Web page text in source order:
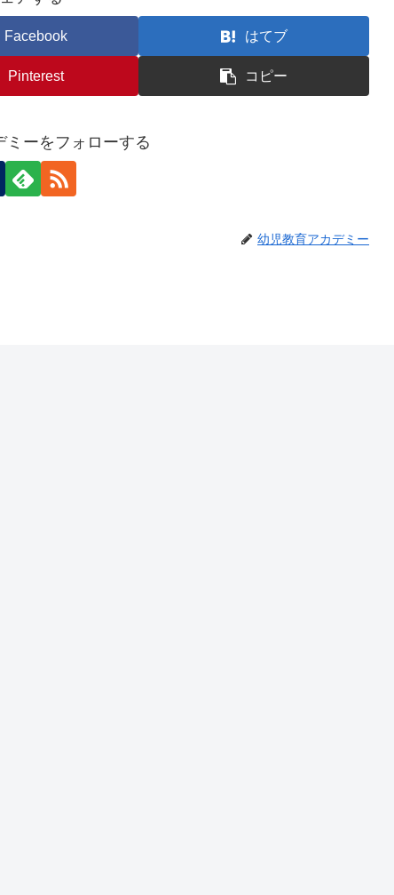
Facebook はてブ
Pinterest コピー
ミーをフォローする
幼児教育アカデミー